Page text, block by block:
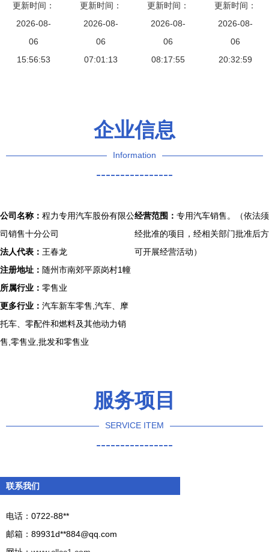
里的众泰
5008 城市
多功能越野
代步新宠
更新时间：
2026-08-
06
15:56:53
春博信汽
车，为您严
选品质二手
车
更新时间：
2026-08-
06
07:01:13
手车市场概
览——优信
平台报价与
选购指南
更新时间：
2026-08-
06
08:17:55
2004年款
二手保时捷
概览与选购
解析
更新时间：
2026-08-
06
20:32:59
企业信息
Information
----------------
公司名称： 程力专用汽车股份有限公
司销售十分公司
法人代表： 王春龙
注册地址： 随州市南郊平原岗村1幢
所属行业： 零售业
更多行业： 汽车新车零售,汽车、摩
托车、零配件和燃料及其他动力销
售,零售业,批发和零售业
经营范围： 专用汽车销售。（依法须
经批准的项目，经相关部门批准后方
可开展经营活动）
服务项目
SERVICE ITEM
----------------
联系我们
电话：0722-88**
邮箱：89931d**884@qq.com